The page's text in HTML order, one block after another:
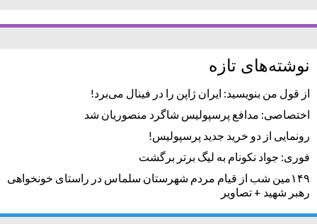
نوشته‌های تازه
از قول من بنویسید: ایران ژاپن را در فینال می‌برد!
اختصاصی: مدافع پرسپولیس شاگرد منصوریان شد
رونمایی از دو خرید جدید پرسپولیس!
فوری: جواد نکونام به لیگ برتر برگشت
۱۴۹مین شب از قیام مردم شهرستان سلماس در راستای خونخواهی
رهبر شهید + تصاویر